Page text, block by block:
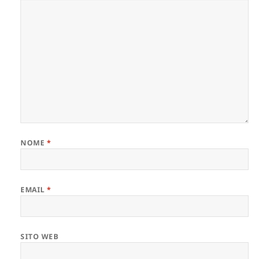
NOME *
EMAIL*
SITO WEB